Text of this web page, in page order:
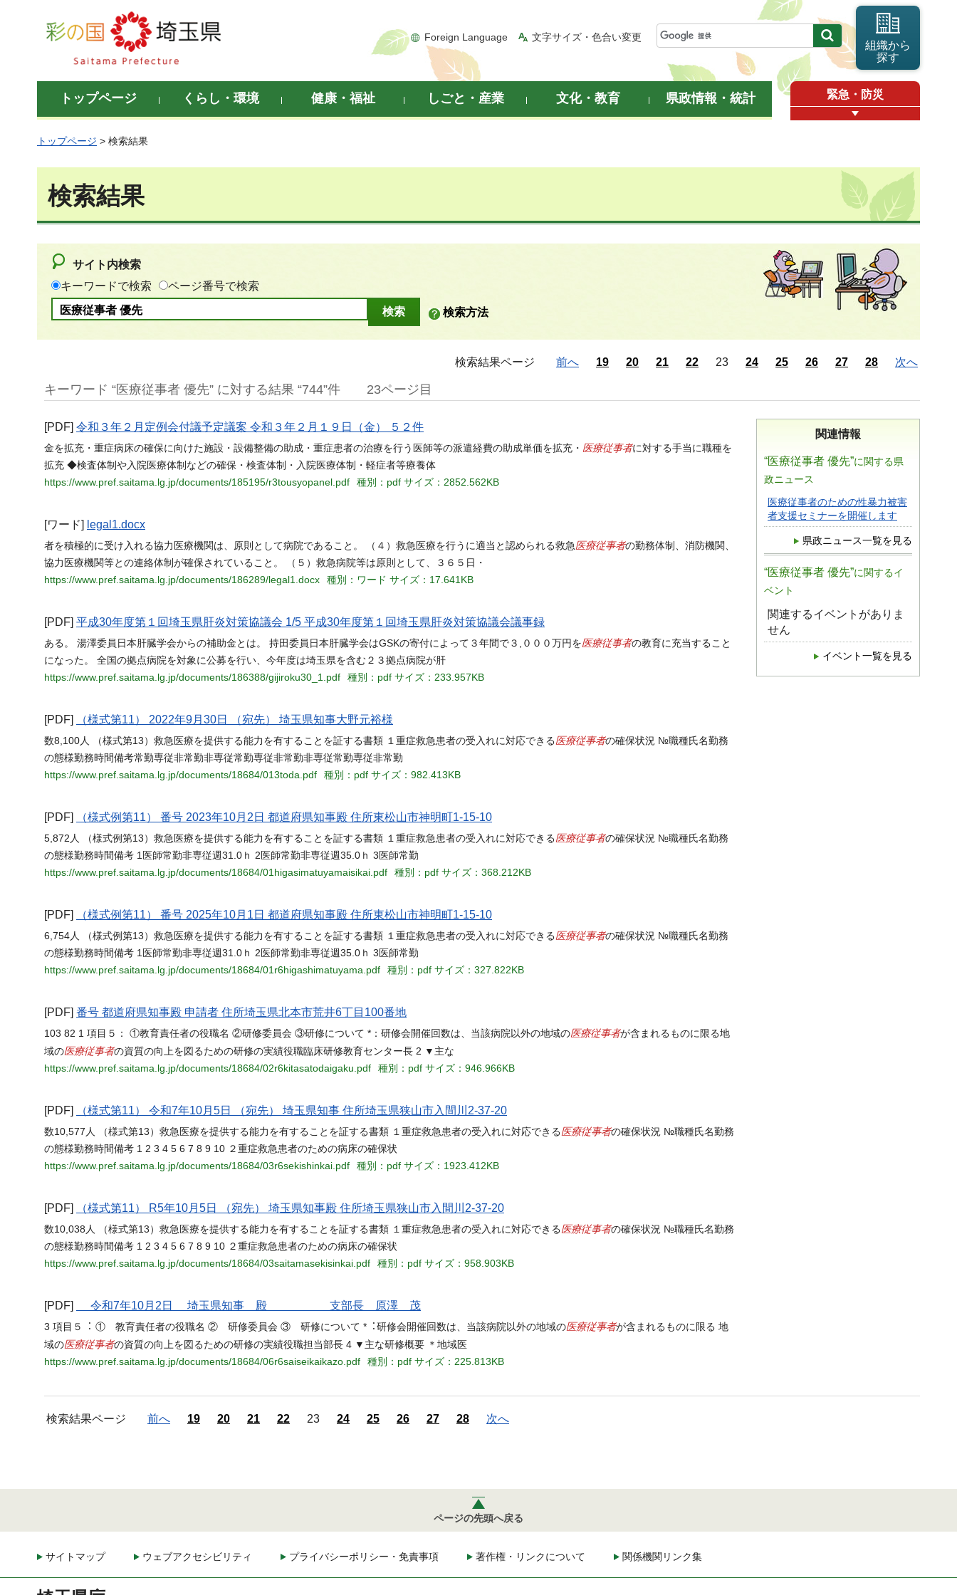
彩の国 埼玉県
Foreign Language 文字サイズ・色合い変更
組織から
探す
トップページ くらし・環境 健康・福祉 しごと・産業 文化・教育 県政情報・統計 緊急・防災
トップページ > 検索結果
検索結果
サイト内検索
キーワードで検索
ページ番号で検索
検索方法
検索結果ページ 前へ 19 20 21 22 23 24 25 26 27 28 次へ
キーワード “医療従事者 優先” に対する結果 “744”件 23ページ目
関連情報
“医療従事者 優先”に関する県
政ニュース
医療従事者のための性暴力被害
者支援セミナーを開催します
県政ニュース一覧を見る
“医療従事者 優先”に関するイ
ベント
関連するイベントがありま
せん
イベント一覧を見る
[PDF] 令和３年２月定例会付議予定議案 令和３年２月１９日（金） ５２件
金を拡充・重症病床の確保に向けた施設・設備整備の助成・重症患者の治療を行う医師等の派遣経費の助成単価を拡充・ 医療従事者に対する手当に職種を
拡充 ◆検査体制や入院医療体制などの確保・検査体制・入院医療体制・軽症者等療養体
https://www.pref.saitama.lg.jp/documents/185195/r3tousyopanel.pdf
種別：pdf サイズ：2852.562KB
[ワード] legal1.docx
者を積極的に受け入れる協力医療機関は、原則として病院であること。 （４）救急医療を行うに適当と認められる救急医療従事者の勤務体制、消防機関、
協力医療機関等との連絡体制が確保されていること。 （５）救急病院等は原則として、３６５日・
https://www.pref.saitama.lg.jp/documents/186289/legal1.docx
種別：ワード サイズ：17.641KB
[PDF] 平成30年度第１回埼玉県肝炎対策協議会 1/5 平成30年度第１回埼玉県肝炎対策協議会議事録
ある。 湯澤委員日本肝臓学会からの補助金とは。 持田委員日本肝臓学会はGSKの寄付によって３年間で３,０００万円を医療従事者の教育に充当すること
になった。 全国の拠点病院を対象に公募を行い、今年度は埼玉県を含む２３拠点病院が肝
https://www.pref.saitama.lg.jp/documents/186388/gijiroku30_1.pdf
種別：pdf サイズ：233.957KB
[PDF] （様式第11） 2022年9月30日 （宛先） 埼玉県知事大野元裕様
数8,100人 （様式第13）救急医療を提供する能力を有することを証する書類 １重症救急患者の受入れに対応できる 医療従事者の確保状況 №職種氏名勤務
の態様勤務時間備考常勤専従非常勤非専従常勤専従非常勤非専従常勤専従非常勤
https://www.pref.saitama.lg.jp/documents/18684/013toda.pdf
種別：pdf サイズ：982.413KB
[PDF] （様式例第11） 番号 2023年10月2日 都道府県知事殿 住所東松山市神明町1-15-10
5,872人 （様式例第13）救急医療を提供する能力を有することを証する書類 １重症救急患者の受入れに対応できる 医療従事者の確保状況 №職種氏名勤務
の態様勤務時間備考 1医師常勤非専従週31.0ｈ 2医師常勤非専従週35.0ｈ 3医師常勤
https://www.pref.saitama.lg.jp/documents/18684/01higasimatuyamaisikai.pdf
種別：pdf サイズ：368.212KB
[PDF] （様式例第11） 番号 2025年10月1日 都道府県知事殿 住所東松山市神明町1-15-10
6,754人 （様式例第13）救急医療を提供する能力を有することを証する書類 １重症救急患者の受入れに対応できる 医療従事者の確保状況 №職種氏名勤務
の態様勤務時間備考 1医師常勤非専従週31.0ｈ 2医師常勤非専従週35.0ｈ 3医師常勤
https://www.pref.saitama.lg.jp/documents/18684/01r6higashimatuyama.pdf
種別：pdf サイズ：327.822KB
[PDF] 番号 都道府県知事殿 申請者 住所埼玉県北本市荒井6丁目100番地
103 82 1 項目５： ①教育責任者の役職名 ②研修委員会 ③研修について *：研修会開催回数は、当該病院以外の地域の医療従事者が含まれるものに限る地
域の医療従事者の資質の向上を図るための研修の実績役職臨床研修教育センター長 2 ▼主な
https://www.pref.saitama.lg.jp/documents/18684/02r6kitasatodaigaku.pdf
種別：pdf サイズ：946.966KB
[PDF] （様式第11） 令和7年10月5日 （宛先） 埼玉県知事 住所埼玉県狭山市入間川2-37-20
数10,577人 （様式第13）救急医療を提供する能力を有することを証する書類 １重症救急患者の受入れに対応できる 医療従事者の確保状況 №職種氏名勤務
の態様勤務時間備考 1 2 3 4 5 6 7 8 9 10 ２重症救急患者のための病床の確保状
https://www.pref.saitama.lg.jp/documents/18684/03r6sekishinkai.pdf
種別：pdf サイズ：1923.412KB
[PDF] （様式第11） R5年10月5日 （宛先） 埼玉県知事殿 住所埼玉県狭山市入間川2-37-20
数10,038人 （様式第13）救急医療を提供する能力を有することを証する書類 １重症救急患者の受入れに対応できる 医療従事者の確保状況 №職種氏名勤務
の態様勤務時間備考 1 2 3 4 5 6 7 8 9 10 ２重症救急患者のための病床の確保状
https://www.pref.saitama.lg.jp/documents/18684/03saitamasekisinkai.pdf
種別：pdf サイズ：958.903KB
[PDF] 令和7年10月2日 埼玉県知事 殿 支部長 原澤 茂
3 項目５︓ ① 教育責任者の役職名 ② 研修委員会 ③ 研修について *︓研修会開催回数は、当該病院以外の地域の医療従事者が含まれるものに限る 地
域の医療従事者の資質の向上を図るための研修の実績役職担当部長 4 ▼主な研修概要 ＊地域医
https://www.pref.saitama.lg.jp/documents/18684/06r6saiseikaikazo.pdf
種別：pdf サイズ：225.813KB
検索結果ページ 前へ 19 20 21 22 23 24 25 26 27 28 次へ
ページの先頭へ戻る
サイトマップ ウェブアクセシビリティ プライバシーポリシー・免責事項 著作権・リンクについて 関係機関リンク集